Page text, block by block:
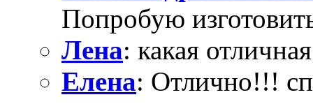
Попробую
Лена: какая
Елена: Отлично!!!